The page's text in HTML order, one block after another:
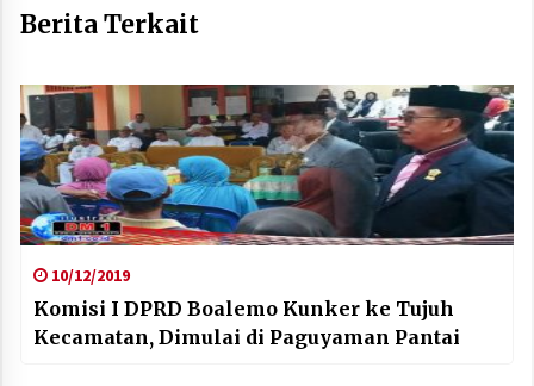
Berita Terkait
10/12/2019
Komisi I DPRD Boalemo Kunker ke Tujuh
Kecamatan, Dimulai di Paguyaman Pantai